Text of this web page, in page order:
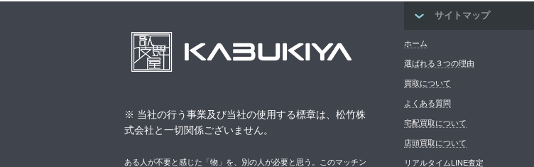
サイトマップ
ホーム
選ばれる３つの理由
買取について
よくある質問
宅配買取について
店頭買取について
リアルタイムLINE査定
※ 当社の行う事業及び当社の使用する標章は、松竹株
式会社と一切関係ございません。
ある人が不要と感じた「物」を、別の人が必要と思う。このマッチン